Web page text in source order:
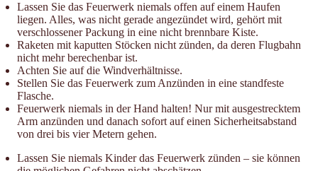
Lassen Sie das Feuerwerk niemals offen auf einem Haufen
liegen. Alles, was nicht gerade angezündet wird, gehört mit
verschlossener Packung in eine nicht brennbare Kiste.
Raketen mit kaputten Stöcken nicht zünden, da deren Flugbahn
nicht mehr berechenbar ist.
Achten Sie auf die Windverhältnisse.
Stellen Sie das Feuerwerk zum Anzünden in eine standfeste
Flasche.
Feuerwerk niemals in der Hand halten! Nur mit ausgestrecktem
Arm anzünden und danach sofort auf einen Sicherheitsabstand
von drei bis vier Metern gehen.
Lassen Sie niemals Kinder das Feuerwerk zünden – sie können